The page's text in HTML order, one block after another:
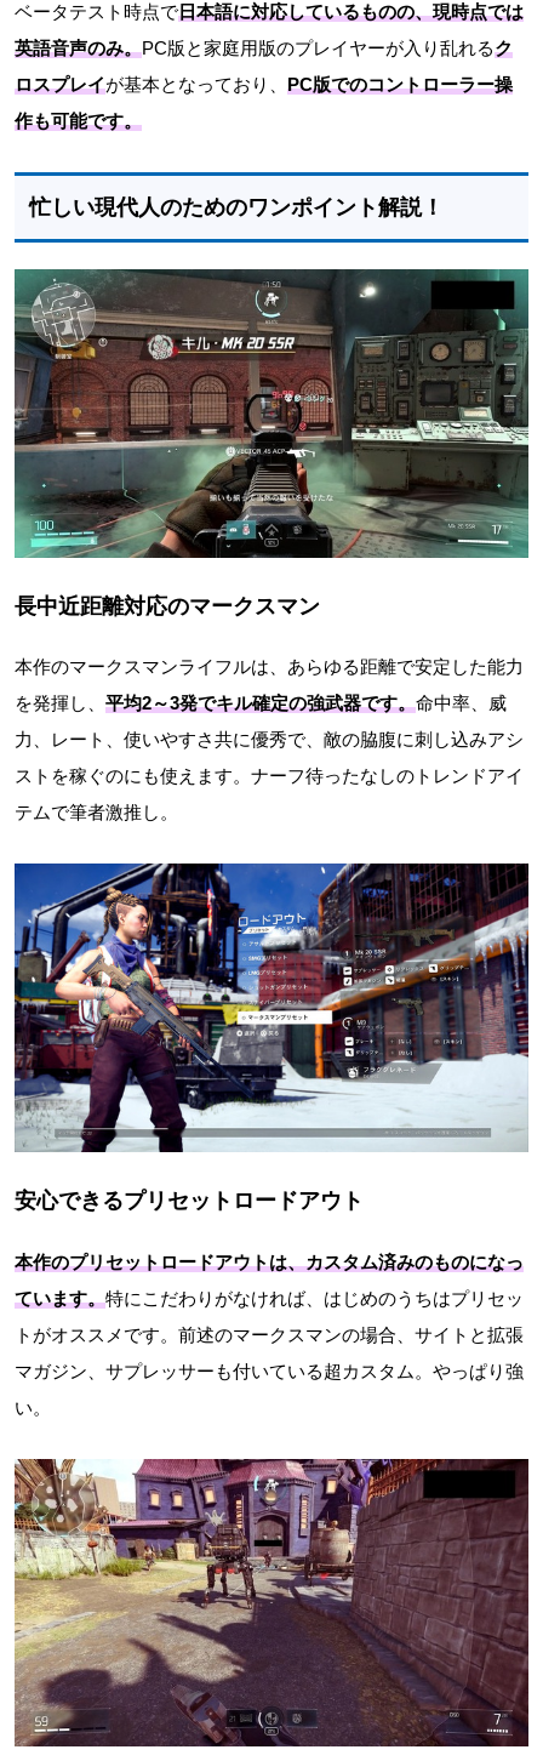
ベータテスト時点で日本語に対応しているものの、現時点では
英語音声のみ。PC版と家庭用版のプレイヤーが入り乱れるク
ロスプレイが基本となっており、 PC版でのコントローラー操
作も可能です。
忙しい現代人のためのワンポイント解説！
長中近距離対応のマークスマン
本作のマークスマンライフルは、あらゆる距離で安定した能力
を発揮し、 平均2～3発でキル確定の強武器です。命中率、威
力、レート、使いやすさ共に優秀で、敵の脇腹に刺し込みアシ
ストを稼ぐのにも使えます。ナーフ待ったなしのトレンドアイ
テムで筆者激推し。
安心できるプリセットロードアウト
本作のプリセットロードアウトは、カスタム済みのものになっ
ています。特にこだわりがなければ、はじめのうちはプリセッ
トがオススメです。前述のマークスマンの場合、サイトと拡張
マガジン、サプレッサーも付いている超カスタム。やっぱり強
い。